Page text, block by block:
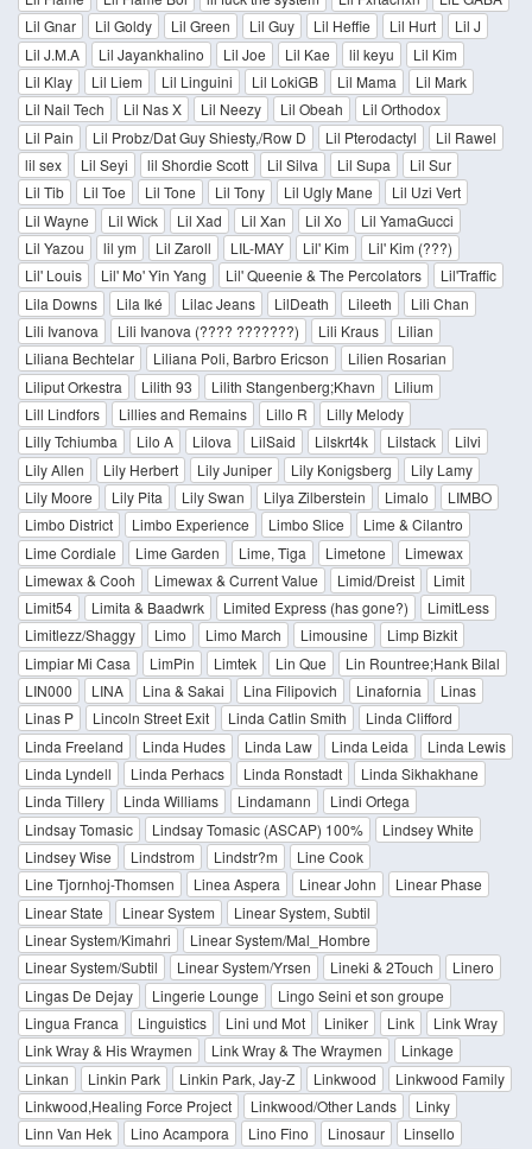
Lil Gnar
Lil Goldy Lil Green Lil Guy Lil Heffie Lil Hurt
Lil J
Lil J.M.A
Lil Jayankhalino Lil Joe Lil Kae lil keyu
Lil Kim
Lil Klay
Lil Liem Lil Linguini Lil LokiGB Lil Mama
Lil Mark
Lil Nail Tech
Lil Nas X Lil Neezy Lil Obeah
Lil Orthodox
Lil Pain
Lil Probz/Dat Guy Shiesty,/Row D Lil Pterodactyl
Lil Rawel
lil sex
Lil Seyi lil Shordie Scott Lil Silva Lil Supa
Lil Sur
Lil Tib
Lil Toe Lil Tone Lil Tony Lil Ugly Mane
Lil Uzi Vert
Lil Wayne
Lil Wick Lil Xad Lil Xan Lil Xo
Lil YamaGucci
Lil Yazou
lil ym Lil Zaroll LIL-MAY Lil' Kim
Lil' Kim (???)
Lil' Louis
Lil' Mo' Yin Yang Lil' Queenie & The Percolators
Lil'Traffic
Lila Downs
Lila Iké Lilac Jeans LilDeath Lileeth
Lili Chan
Lili Ivanova
Lili Ivanova (???? ???????) Lili Kraus
Lilian
Liliana Bechtelar
Liliana Poli, Barbro Ericson
Lilien Rosarian
Liliput Orkestra
Lilith 93 Lilith Stangenberg;Khavn
Lilium
Lill Lindfors
Lillies and Remains Lillo R
Lilly Melody
Lilly Tchiumba
Lilo A Lilova LilSaid Lilskrt4k Lilstack
Lilvi
Lily Allen
Lily Herbert Lily Juniper Lily Konigsberg
Lily Lamy
Lily Moore
Lily Pita Lily Swan Lilya Zilberstein Limalo
LIMBO
Limbo District
Limbo Experience Limbo Slice
Lime & Cilantro
Lime Cordiale
Lime Garden Lime, Tiga Limetone
Limewax
Limewax & Cooh
Limewax & Current Value Limid/Dreist
Limit
Limit54
Limita & Baadwrk Limited Express (has gone?)
LimitLess
Limitlezz/Shaggy
Limo Limo March Limousine
Limp Bizkit
Limpiar Mi Casa
LimPin Limtek Lin Que
Lin Rountree;Hank Bilal
LIN000
LINA Lina & Sakai Lina Filipovich Linafornia
Linas
Linas P
Lincoln Street Exit Linda Catlin Smith
Linda Clifford
Linda Freeland
Linda Hudes Linda Law Linda Leida
Linda Lewis
Linda Lyndell
Linda Perhacs Linda Ronstadt
Linda Sikhakhane
Linda Tillery
Linda Williams Lindamann
Lindi Ortega
Lindsay Tomasic
Lindsay Tomasic (ASCAP) 100%
Lindsey White
Lindsey Wise
Lindstrom Lindstr?m
Line Cook
Line Tjornhoj-Thomsen
Linea Aspera Linear John
Linear Phase
Linear State
Linear System
Linear System, Subtil
Linear System/Kimahri
Linear System/Mal_Hombre
Linear System/Subtil
Linear System/Yrsen Lineki & 2Touch
Linero
Lingas De Dejay
Lingerie Lounge
Lingo Seini et son groupe
Lingua Franca
Linguistics Lini und Mot Liniker Link
Link Wray
Link Wray & His Wraymen
Link Wray & The Wraymen
Linkage
Linkan
Linkin Park Linkin Park, Jay-Z Linkwood
Linkwood Family
Linkwood,Healing Force Project
Linkwood/Other Lands
Linky
Linn Van Hek
Lino Acampora Lino Fino Linosaur
Linsello